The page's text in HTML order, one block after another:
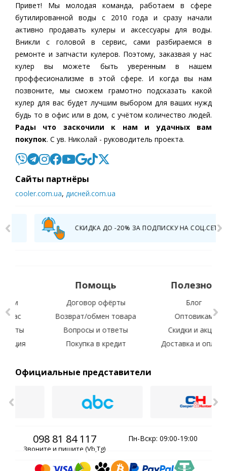
Привет! Мы молодая команда, работаем в сфере
бутилированной воды c 2010 года и сразу начали
активно продавать кулеры и аксессуары для воды.
Вникли с головой в сервис, сами разбираемся в
ремонте и запчасти кулеров. Поэтому, заказвая у нас
кулер вы можете быть уверенным в нашем
проффесионализме в этой сфере. И когда вы нам
позвоните, мы сможем грамотно подсказать какой
кулер для вас будет лучшим выбором для ваших нужд
будь то в офис или в дом, с учётом количество людей.
Рады что заскочили к нам и удачных вам
покупок. С ув. Николай - руководитель проекта.
Cайты партнёры
cooler.com.ua, дисней.com.ua
СКИДКА ДО -20% ЗА ПОДПИСКУ НА СОЦ.СЕТИ
Помощь
Договор офёрты
Возврат/обмен товара
Вопросы и ответы
Покупка в кредит
Полезное
Оптовикам
Скидки и акции
Доставка и оплата
Официальные представители
098 81 84 117
Звоните и пишите (Vb,Tg)
Пн-Вскр: 09:00-19:00